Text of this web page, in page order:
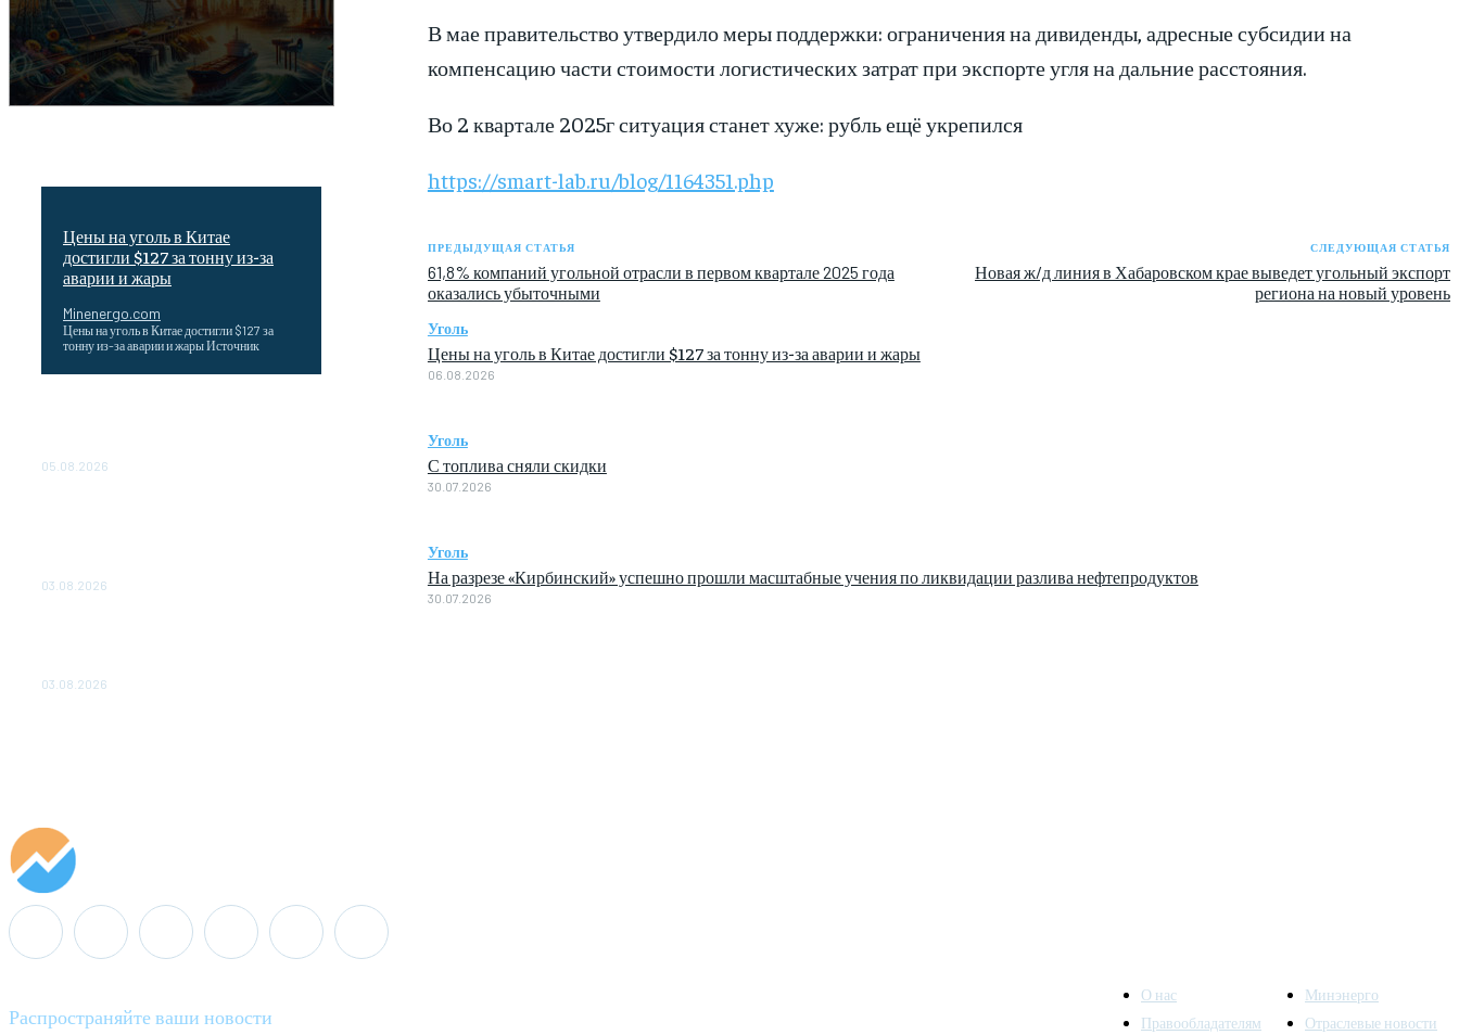
Цены на уголь в Китае
достигли $127 за тонну из-за
аварии и жары
Minenergo.com
Цены на уголь в Китае достигли $127 за
тонну из-за аварии и жары Источник
05.08.2026
03.08.2026
03.08.2026
В мае правительство утвердило меры поддержки: ограничения на дивиденды, адресные субсидии на
компенсацию части стоимости логистических затрат при экспорте угля на дальние расстояния.
Во 2 квартале 2025г ситуация станет хуже: рубль ещё укрепился
https://smart-lab.ru/blog/1164351.php
ПРЕДЫДУЩАЯ СТАТЬЯ
61,8% компаний угольной отрасли в первом квартале 2025 года
оказались убыточными
СЛЕДУЮЩАЯ СТАТЬЯ
Новая ж/д линия в Хабаровском крае выведет угольный экспорт
региона на новый уровень
Уголь
Цены на уголь в Китае достигли $127 за тонну из-за аварии и жары
06.08.2026
Уголь
С топлива сняли скидки
30.07.2026
Уголь
На разрезе «Кирбинский» успешно прошли масштабные учения по ликвидации разлива нефтепродуктов
30.07.2026
Распространяйте ваши новости
О нас
Правообладателям
Минэнерго
Отраслевые новости